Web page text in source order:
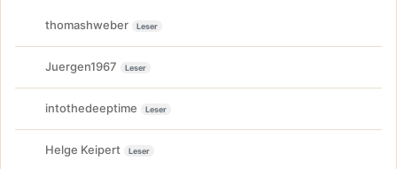
thomashweber Leser
Juergen1967 Leser
intothedeeptime Leser
Helge Keipert Leser